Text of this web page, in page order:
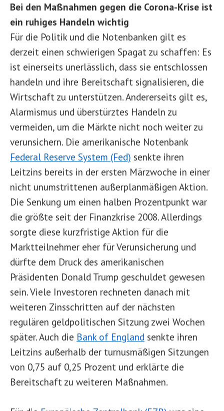
Bei den Maßnahmen gegen die Corona-Krise ist
ein ruhiges Handeln wichtig
Für die Politik und die Notenbanken gilt es
derzeit einen schwierigen Spagat zu schaffen: Es
ist einerseits unerlässlich, dass sie entschlossen
handeln und ihre Bereitschaft signalisieren, die
Wirtschaft zu unterstützen. Andererseits gilt es,
Alarmismus und überstürztes Handeln zu
vermeiden, um die Märkte nicht noch weiter zu
verunsichern. Die amerikanische Notenbank
Federal Reserve System (Fed) senkte ihren
Leitzins bereits in der ersten Märzwoche in einer
nicht unumstrittenen außerplanmäßigen Aktion.
Die Senkung um einen halben Prozentpunkt war
die größte seit der Finanzkrise 2008. Allerdings
sorgte diese kurzfristige Aktion für die
Marktteilnehmer eher für Verunsicherung und
dürfte dem Druck des amerikanischen
Präsidenten Donald Trump geschuldet gewesen
sein. Viele Investoren rechneten danach mit
weiteren Zinsschritten auf der nächsten
regulären geldpolitischen Sitzung zwei Wochen
später. Auch die Bank of England senkte ihren
Leitzins außerhalb der turnusmäßigen Sitzungen
von 0,75 auf 0,25 Prozent und erklärte die
Bereitschaft zu weiteren Maßnahmen.